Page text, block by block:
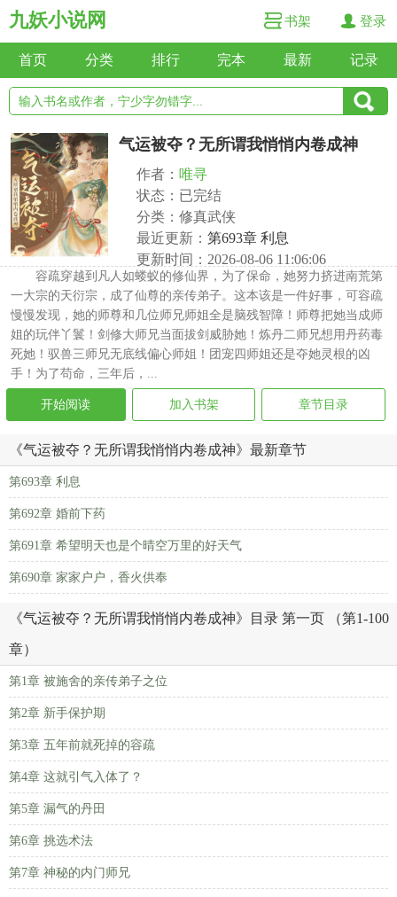
九妖小说网 书架 登录
首页 分类 排行 完本 最新 记录
气运被夺？无所谓我悄悄内卷成神
作者： 唯寻
状态：已完结
分类：修真武侠
最近更新： 第693章 利息
更新时间：2026-08-06 11:06:06
容疏穿越到凡人如蝼蚁的修仙界，为了保命，她努力挤进南荒第
一大宗的天衍宗，成了仙尊的亲传弟子。这本该是一件好事，可容疏
慢慢发现，她的师尊和几位师兄师姐全是脑残智障！师尊把她当成师
姐的玩伴丫鬟！剑修大师兄当面拔剑威胁她！炼丹二师兄想用丹药毒
死她！驭兽三师兄无底线偏心师姐！团宠四师姐还是夺她灵根的凶
手！为了苟命，三年后，...
开始阅读 加入书架 章节目录
《气运被夺？无所谓我悄悄内卷成神》最新章节
第693章 利息
第692章 婚前下药
第691章 希望明天也是个晴空万里的好天气
第690章 家家户户，香火供奉
《气运被夺？无所谓我悄悄内卷成神》目录 第一页 （第1-100
章）
第1章 被施舍的亲传弟子之位
第2章 新手保护期
第3章 五年前就死掉的容疏
第4章 这就引气入体了？
第5章 漏气的丹田
第6章 挑选术法
第7章 神秘的内门师兄